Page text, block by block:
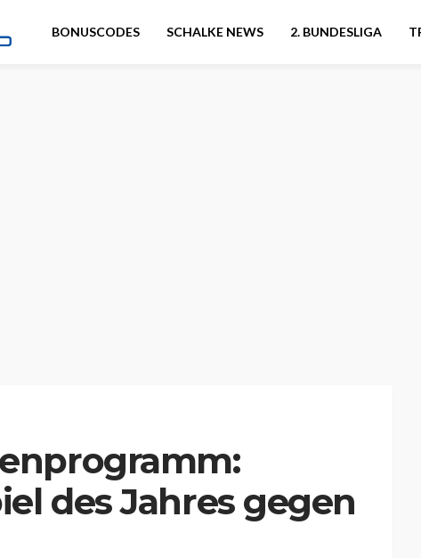
BONUSCODES SCHALKE NEWS 2. BUNDESLIGA
des Jahres gegen